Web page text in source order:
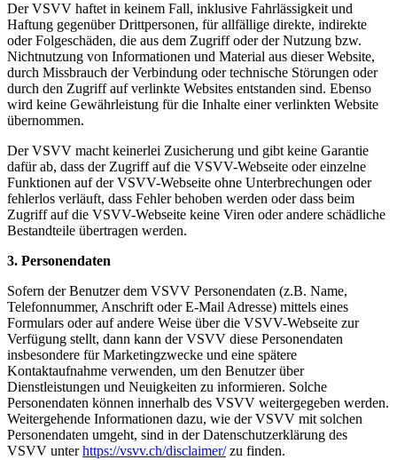
Der VSVV haftet in keinem Fall, inklusive Fahrlässigkeit und
Haftung gegenüber Drittpersonen, für allfällige direkte, indirekte
oder Folgeschäden, die aus dem Zugriff oder der Nutzung bzw.
Nichtnutzung von Informationen und Material aus dieser Website,
durch Missbrauch der Verbindung oder technische Störungen oder
durch den Zugriff auf verlinkte Websites entstanden sind. Ebenso
wird keine Gewährleistung für die Inhalte einer verlinkten Website
übernommen.
Der VSVV macht keinerlei Zusicherung und gibt keine Garantie
dafür ab, dass der Zugriff auf die VSVV-Webseite oder einzelne
Funktionen auf der VSVV-Webseite ohne Unterbrechungen oder
fehlerlos verläuft, dass Fehler behoben werden oder dass beim
Zugriff auf die VSVV-Webseite keine Viren oder andere schädliche
Bestandteile übertragen werden.
3. Personendaten
Sofern der Benutzer dem VSVV Personendaten (z.B. Name,
Telefonnummer, Anschrift oder E-Mail Adresse) mittels eines
Formulars oder auf andere Weise über die VSVV-Webseite zur
Verfügung stellt, dann kann der VSVV diese Personendaten
insbesondere für Marketingzwecke und eine spätere
Kontaktaufnahme verwenden, um den Benutzer über
Dienstleistungen und Neuigkeiten zu informieren. Solche
Personendaten können innerhalb des VSVV weitergegeben werden.
Weitergehende Informationen dazu, wie der VSVV mit solchen
Personendaten umgeht, sind in der Datenschutzerklärung des
VSVV unterhttps://vsvv.ch/disclaimer/zu finden.